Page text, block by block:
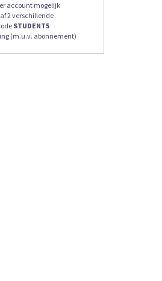
account mogelijk
2 verschillende
STUDENT5
(m.u.v. abonnement)